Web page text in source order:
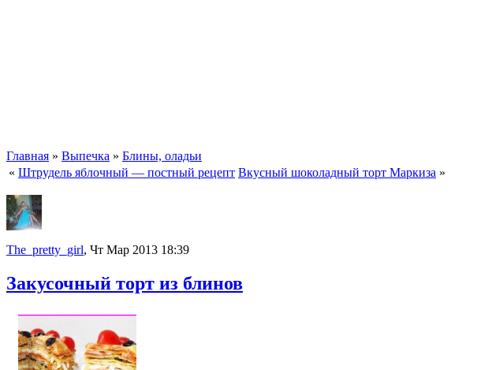
Главная » Выпечка » Блины, оладьи
« Штрудель яблочный — постный рецепт Вкусный шоколадный торт Маркиза »
The_pretty_girl, Чт Мар 2013 18:39
Закусочный торт из блинов